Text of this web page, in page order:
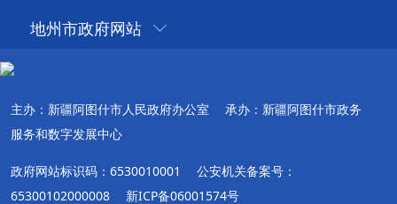
地州市政府网站
主办：新疆阿图什市人民政府办公室
承办：新疆阿图什市政务
服务和数字发展中心
政府网站标识码：6530010001
公安机关备案号：
65300102000008
新ICP备06001574号